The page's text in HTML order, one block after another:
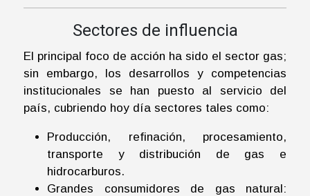
Sectores de influencia
El principal foco de acción ha sido el sector gas;
sin embargo, los desarrollos y competencias
institucionales se han puesto al servicio del
país, cubriendo hoy día sectores tales como:
Producción, refinación, procesamiento,
transporte y distribución de gas e
hidrocarburos.
Grandes consumidores de gas natural: